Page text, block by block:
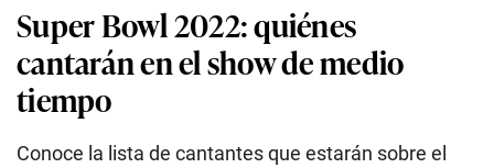
Super Bowl 2022: quiénes
cantarán en el show de medio
tiempo
Conoce la lista de cantantes que estarán sobre el